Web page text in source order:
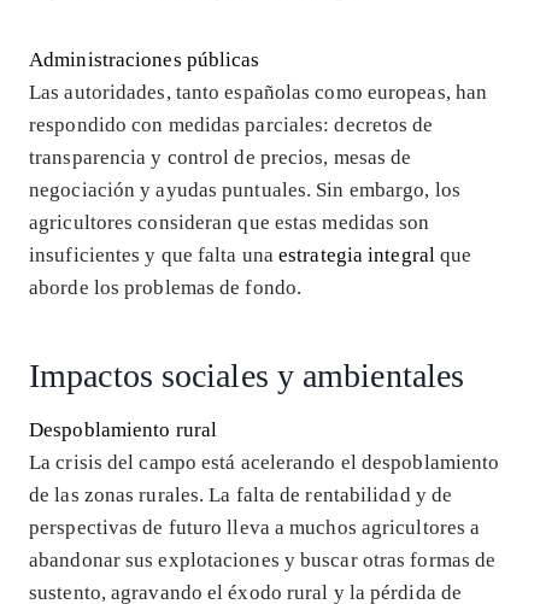
Administraciones públicas
Las autoridades, tanto españolas como europeas, han
respondido con medidas parciales: decretos de
transparencia y control de precios, mesas de
negociación y ayudas puntuales. Sin embargo, los
agricultores consideran que estas medidas son
insuficientes y que falta unaestrategia integral que
aborde los problemas de fondo.
Impactos sociales y ambientales
Despoblamiento rural
La crisis del campo está acelerando el despoblamiento
de las zonas rurales. La falta de rentabilidad y de
perspectivas de futuro lleva a muchos agricultores a
abandonar sus explotaciones y buscar otras formas de
sustento, agravando el éxodo rural y la pérdida de